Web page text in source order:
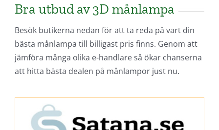
Bra utbud av 3D månlampa
Besök butikerna nedan för att ta reda på vart din
bästa månlampa till billigast pris finns. Genom att
jämföra många olika e-handlare så ökar chanserna
att hitta bästa dealen på månlampor just nu.